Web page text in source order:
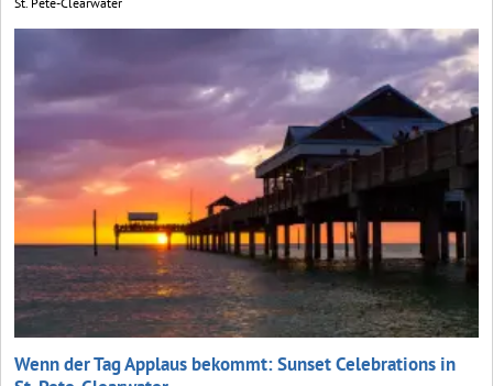
Wenn der Tag Applaus bekommt: Sunset Celebrations in